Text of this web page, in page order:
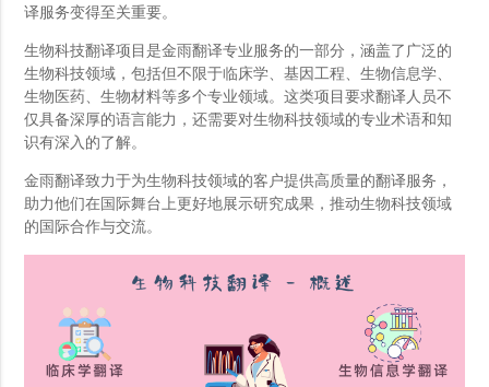
译服务变得至关重要。
生物科技翻译项目是金雨翻译专业服务的一部分，涵盖了广泛的
生物科技领域，包括但不限于临床学、基因工程、生物信息学、
生物医药、生物材料等多个专业领域。这类项目要求翻译人员不
仅具备深厚的语言能力，还需要对生物科技领域的专业术语和知
识有深入的了解。
金雨翻译致力于为生物科技领域的客户提供高质量的翻译服务，
助力他们在国际舞台上更好地展示研究成果，推动生物科技领域
的国际合作与交流。